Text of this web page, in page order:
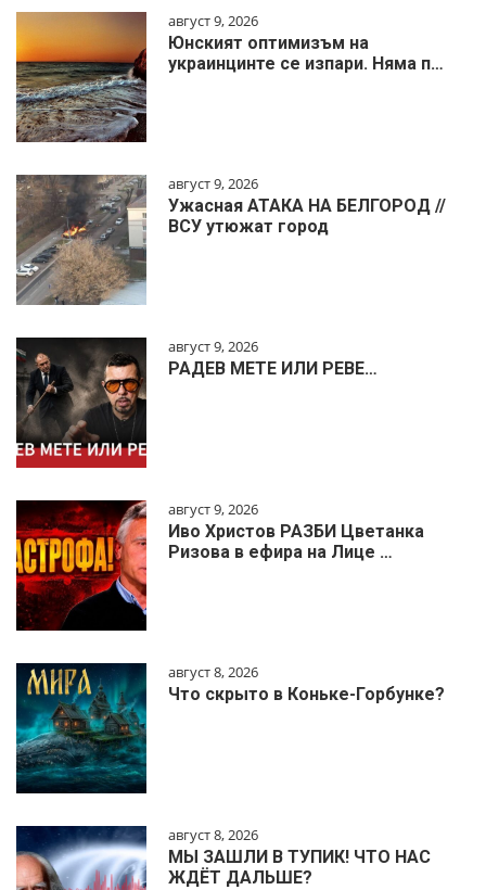
август 9, 2026
Юнският оптимизъм на
украинцинте се изпари. Няма п…
август 9, 2026
Ужасная АТАКА НА БЕЛГОРОД //
ВСУ утюжат город
август 9, 2026
РАДЕВ МЕТЕ ИЛИ РЕВЕ…
август 9, 2026
Иво Христов РАЗБИ Цветанка
Ризова в ефира на Лице …
август 8, 2026
Что скрыто в Коньке-Горбунке?
август 8, 2026
МЫ ЗАШЛИ В ТУПИК! ЧТО НАС
ЖДЁТ ДАЛЬШЕ?